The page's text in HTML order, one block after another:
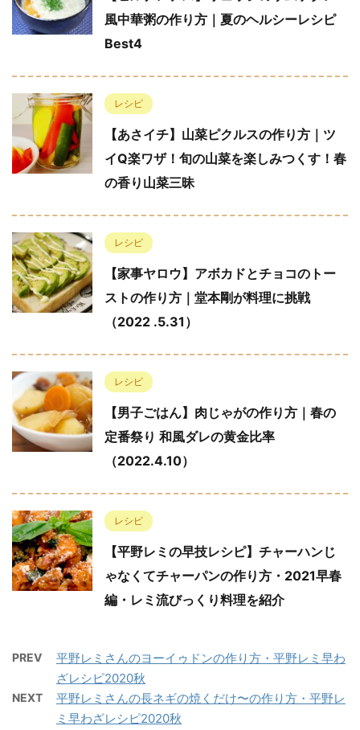
風中華粥の作り方｜夏のヘルシーレシピ
Best4
レシピ
【あさイチ】山菜ピクルスの作り方｜ツ
イQ楽ワザ！旬の山菜を楽しみつくす！春
の香り山菜三昧
レシピ
【家事ヤロウ】アボカドとチョコのトー
ストの作り方｜堂本剛が料理に挑戦
（2022 .5.31）
レシピ
【男子ごはん】肉じゃがの作り方｜春の
定番祭り 和風ダレの黄金比率
（2022.4.10）
レシピ
【平野レミの早技レシピ】チャーハンじ
ゃなくてチャーパンの作り方・2021早春
編・レミ流びっくり料理を紹介
PREV
平野レミさんのヨーイゥドンの作り方・平野レミ早わ
ざレシピ2020秋
NEXT
平野レミさんの長ネギの焼くだけ〜の作り方・平野レ
ミ早わざレシピ2020秋